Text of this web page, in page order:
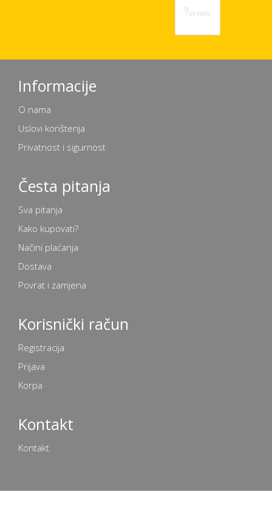
Informacije
O nama
Uslovi korištenja
Privatnost i sigurnost
Česta pitanja
Sva pitanja
Kako kupovati?
Načini plaćanja
Dostava
Povrat i zamjena
Korisnički račun
Registracija
Prijava
Korpa
Kontakt
Kontakt